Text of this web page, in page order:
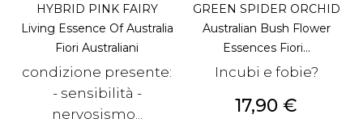
HYBRID PINK FAIRY
Living Essence Of Australia
Fiori Australiani
condizione presente:
- sensibilità -
nervosismo...
GREEN SPIDER ORCHID
Australian Bush Flower
Essences Fiori...
Incubi e fobie?
Prezzo
17,90 €